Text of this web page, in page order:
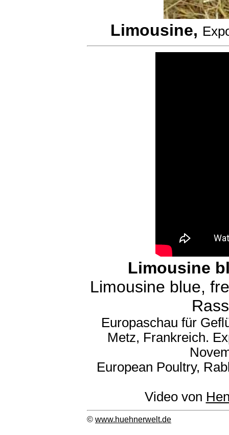
Limousine,
Limousine
Limousine blue,
Europaschau für
Metz, Frankreich.
European Poultry,
Video von
© www.huehnerwelt.de